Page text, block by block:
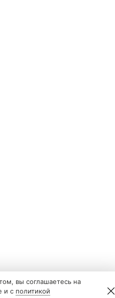
вы соглашаетесь на
и с политикой